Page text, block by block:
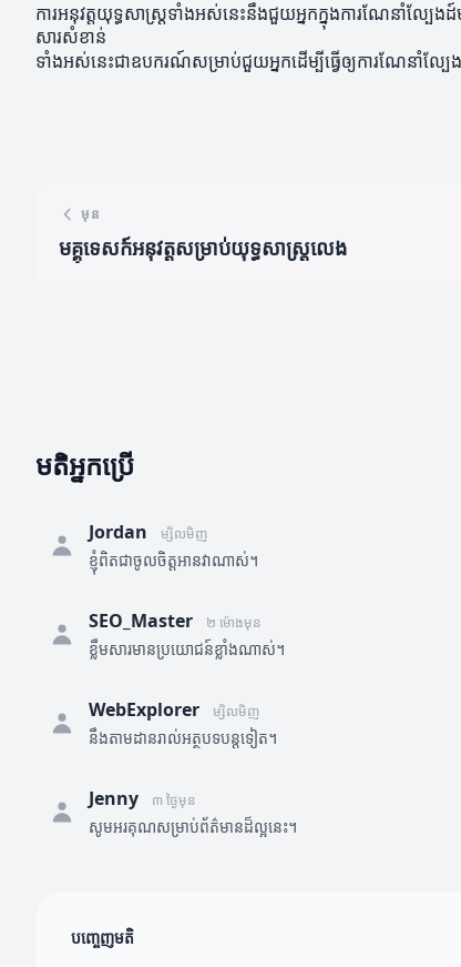
ការអនុវត្តយុទ្ធសាស្ត្រទាំងអស់នេះនឹងជួយអ្នកក្នុងការណែនាំល្ប
សារសំខាន់
ទាំងអស់នេះជាឧបករណ៍សម្រាប់ជួយអ្នកដើម្បីធ្វើឲ្យការណែនាំល្
មុន
មគ្គុទេសក៍អនុវត្តសម្រាប់យុទ្ធសាស្ត្រលេង
មតិអ្នកប្រើ
Jordan ម្សិលមិញ
ខ្ញុំពិតជាចូលចិត្តអានវាណាស់។
SEO_Master ២ ម៉ោងមុន
ខ្លឹមសារមានប្រយោជន៍ខ្លាំងណាស់។
WebExplorer ម្សិលមិញ
នឹងតាមដានរាល់អត្ថបទបន្តទៀត។
Jenny ៣ ថ្ងៃមុន
សូមអរគុណសម្រាប់ព័ត៌មានដ៏ល្អនេះ។
បញ្ចេញមតិ